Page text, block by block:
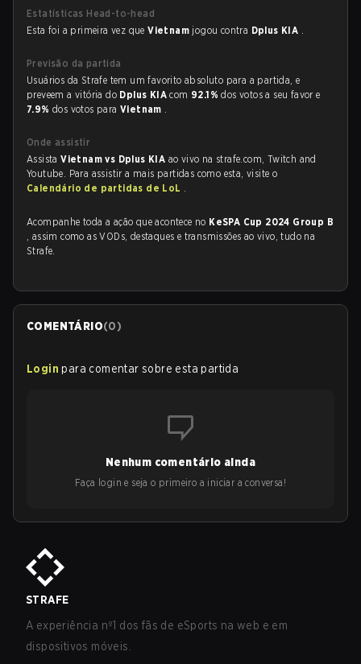
Estatísticas Head-to-head
Esta foi a primeira vez queVietnam jogou contra Dplus KIA .
Previsão da partida
Usuários da Strafe tem um favorito absoluto para a partida, e
preveem a vitória do Dplus KIAcom 92.1%dos votos a seu favor e
7.9% dos votos para Vietnam .
Onde assistir
AssistaVietnam vs Dplus KIA ao vivo na strafe.com, Twitch and
Youtube. Para assistir a mais partidas como esta, visite o
Calendário de partidas de LoL .
Acompanhe toda a ação que acontece no KeSPA Cup 2024 Group B
, assim como as VODs, destaques e transmissões ao vivo, tudo na
Strafe.
COMENTÁRIO(0)
Login para comentar sobre esta partida
Nenhum comentário ainda
Faça login e seja o primeiro a iniciar a conversa!
STRAFE
A experiência nº1 dos fãs de eSports na web e em
dispositivos móveis.